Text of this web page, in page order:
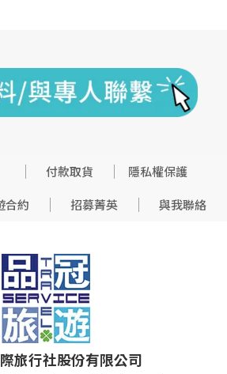
付款取貨
隱私權保護
合約 招募菁英 與我聯絡
旅行社股份有限公司